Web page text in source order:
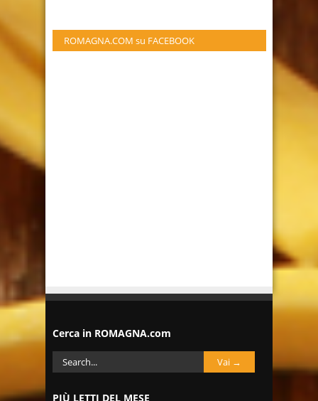
ROMAGNA.COM su FACEBOOK
Cerca in ROMAGNA.com
PIÙ LETTI DEL MESE